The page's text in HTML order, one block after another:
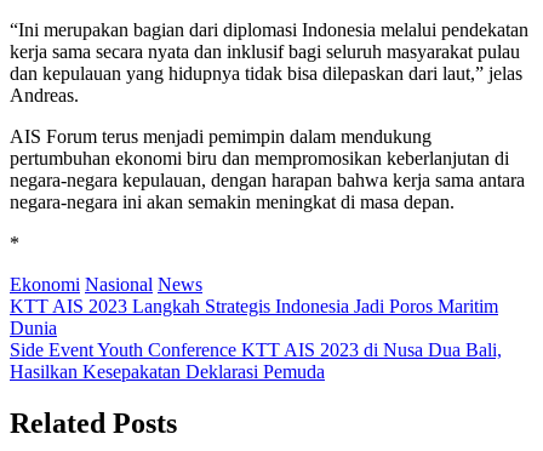
“Ini merupakan bagian dari diplomasi Indonesia melalui pendekatan
kerja sama secara nyata dan inklusif bagi seluruh masyarakat pulau
dan kepulauan yang hidupnya tidak bisa dilepaskan dari laut,” jelas
Andreas.
AIS Forum terus menjadi pemimpin dalam mendukung
pertumbuhan ekonomi biru dan mempromosikan keberlanjutan di
negara-negara kepulauan, dengan harapan bahwa kerja sama antara
negara-negara ini akan semakin meningkat di masa depan.
*
Ekonomi Nasional News
Post
navigation
KTT AIS 2023 Langkah Strategis Indonesia Jadi Poros Maritim
Dunia
Side Event Youth Conference KTT AIS 2023 di Nusa Dua Bali,
Hasilkan Kesepakatan Deklarasi Pemuda
Related Posts